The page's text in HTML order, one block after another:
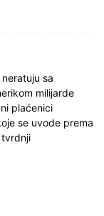
sa
milijarde
plaćenici
se uvode prema
tvrdnji